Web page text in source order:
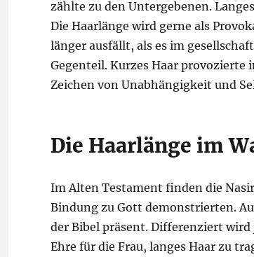
zählte zu den Untergebenen.
Die Haarlänge wird gerne als
länger ausfällt, als es im
Gegenteil. Kurzes Haar
Zeichen von Unabhängigkeit und
Die Haarlänge im
Im Alten Testament finden die
Bindung zu Gott demonstrierten.
der Bibel präsent. Differenziert wird
Ehre für die Frau, langes Haar zu